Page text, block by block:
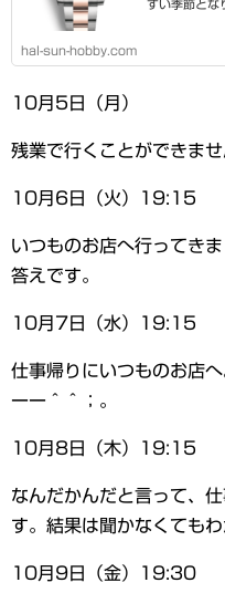
すい季節とな
hal-sun-hobby.com
10月5日（月）
残業で行くことができませ
10月6日（火）19:15
いつものお店へ行ってき
答えです。
10月7日（水）19:15
仕事帰りにいつものお店
ーー＾＾；。
10月8日（木）19:15
なんだかんだと言って、
す。結果は聞かなくてもわ
10月9日（金）19:30